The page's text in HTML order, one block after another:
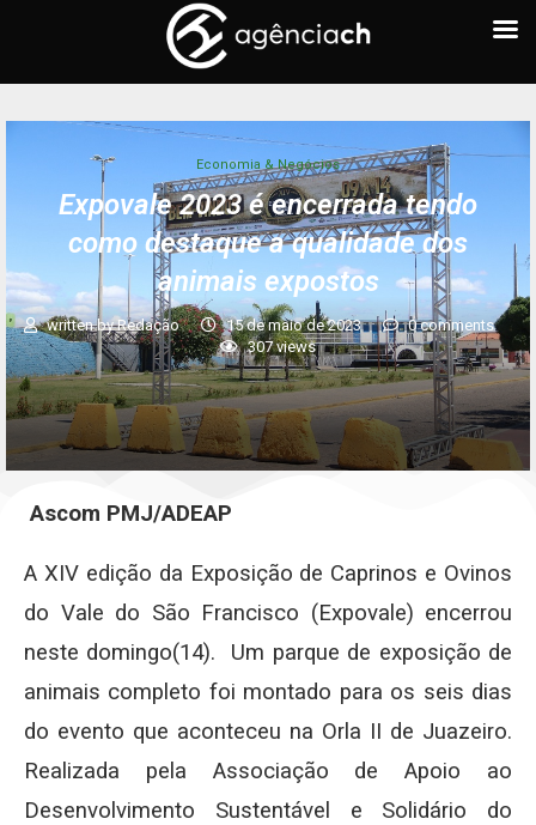
Economia & Negócios
Expovale 2023 é encerrada tendo
como destaque a qualidade dos
animais expostos
written byRedação 15 de maio de 2023
0 comments
307views
Ascom PMJ/ADEAP
A XIV edição da Exposição de Caprinos e Ovinos
do Vale do São Francisco (Expovale) encerrou
neste domingo(14). Um parque de exposição de
animais completo foi montado para os seis dias
do evento que aconteceu na Orla II de Juazeiro.
Realizada pela Associação de Apoio ao
Desenvolvimento Sustentável e Solidário do